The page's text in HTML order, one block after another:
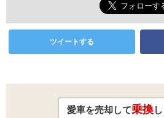
ツイートする
愛車を売却して乗換し